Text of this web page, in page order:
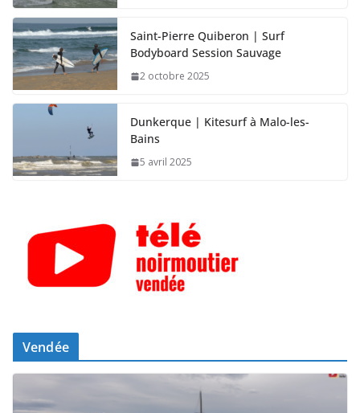
Saint-Pierre Quiberon | Surf
Bodyboard Session Sauvage
2 octobre 2025
Dunkerque | Kitesurf à Malo-les-
Bains
5 avril 2025
Vendée